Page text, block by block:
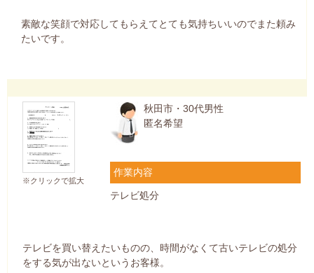
素敵な笑顔で対応してもらえてとても気持ちいいのでまた頼み
たいです。
※クリックで拡大
秋田市・30代男性
匿名希望
作業内容
テレビ処分
テレビを買い替えたいものの、時間がなくて古いテレビの処分
をする気が出ないというお客様。